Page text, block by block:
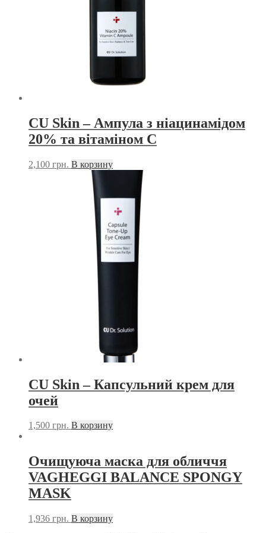
CU Skin – Ампула з ніацинамідом
20% та вітаміном C
2,100 грн. В корзину
CU Skin – Капсульний крем для
очей
1,500 грн. В корзину
Очищуюча маска для обличчя
VAGHEGGI BALANCE SPONGY
MASK
1,936 грн. В корзину